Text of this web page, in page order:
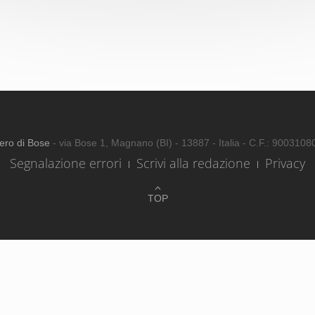
TOP
di Bose - via Bose 1, Magnano (BI) - 13887 - Italia - C.F.:
Segnalazione errori Scrivi alla redazione Privacy